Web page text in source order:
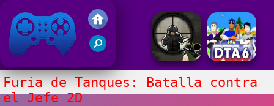
Juegos Friv 2020
Furia de Tanques: Batalla contra
el Jefe 2D